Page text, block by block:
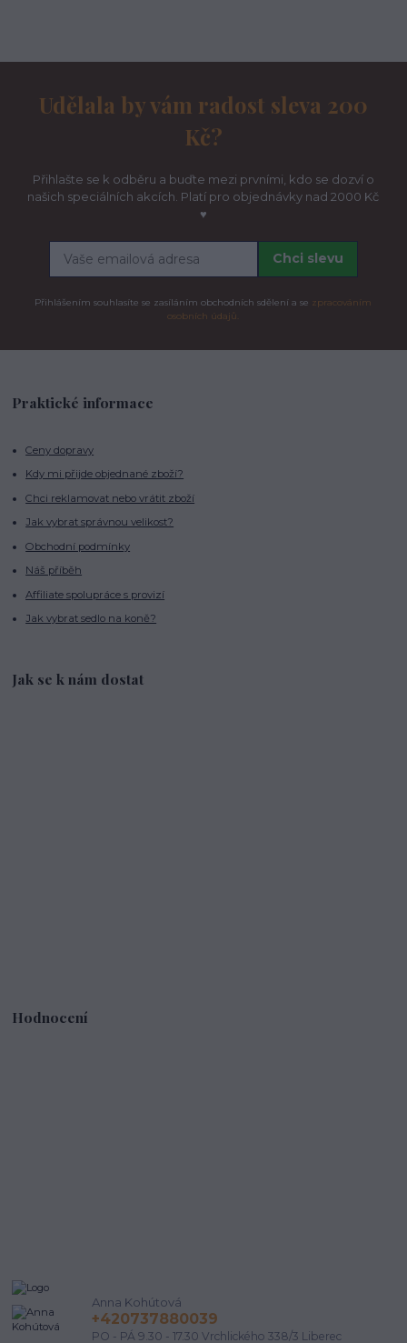
Udělala by vám radost sleva 200
Kč?
Přihlašte se k odběru a buďte mezi prvními, kdo se dozví o
našich speciálních akcích. Platí pro objednávky nad 2000 Kč
♥
Chci slevu
Přihlášením souhlasíte se zasíláním obchodních sdělení a se
zpracováním
osobních údajů.
Praktické informace
Ceny dopravy
Kdy mi přijde objednané zboží?
Chci reklamovat nebo vrátit zboží
Jak vybrat správnou velikost?
Obchodní podmínky
Náš příběh
Affiliate spolupráce s provizí
Jak vybrat sedlo na koně?
Jak se k nám dostat
Hodnocení
Anna Kohútová
+420737880039
PO - PÁ 9.30 - 17.30 Vrchlického 338/3 Liberec